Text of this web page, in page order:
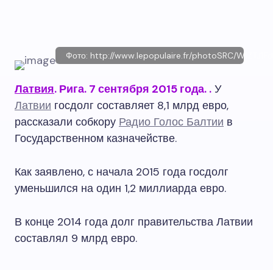
Фото: http://www.lepopulaire.fr/photoSRC/
Латвия. Рига. 7 сентября 2015 года. . У
Латвии госдолг составляет 8,1 млрд евро,
рассказали собкору Радио Голос Балтии в
Государственном казначействе.
Как заявлено, с начала 2015 года госдолг
уменьшился на один 1,2 миллиарда евро.
В конце 2014 года долг правительства Латвии
составлял 9 млрд евро.